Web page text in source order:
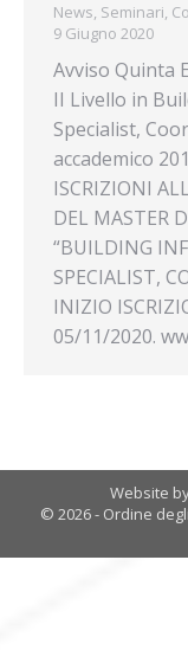
News, Seminari,
9 Giugno 2020
Avviso Quinta
II Livello in
Specialist,
accademico
ISCRIZIONI
DEL MASTER
“BUILDING
SPECIALIST,
INIZIO
05/11/2020.
Website
© 2026 - Ordine